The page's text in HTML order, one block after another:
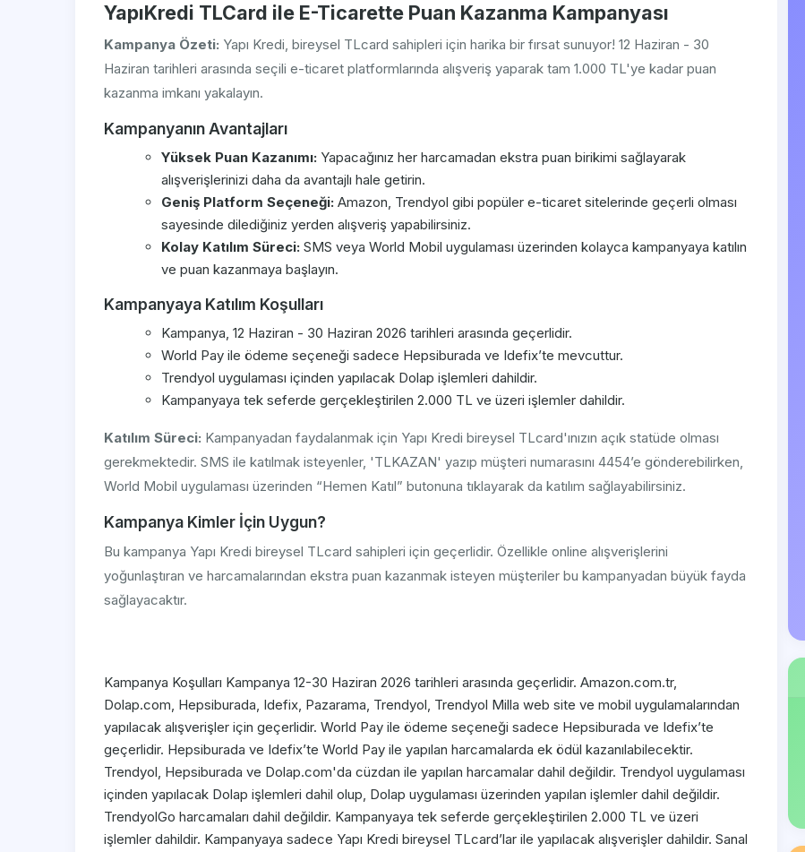
YapıKredi TLCard ile E-Ticarette Puan Kazanma Kampanyası
Kampanya Özeti: Yapı Kredi, bireysel TLcard sahipleri için harika bir fırsat sunuyor! 12 Haziran - 30
Haziran tarihleri arasında seçili e-ticaret platformlarında alışveriş yaparak tam 1.000 TL'ye kadar puan
kazanma imkanı yakalayın.
Kampanyanın Avantajları
Yüksek Puan Kazanımı: Yapacağınız her harcamadan ekstra puan birikimi sağlayarak
alışverişlerinizi daha da avantajlı hale getirin.
Geniş Platform Seçeneği: Amazon, Trendyol gibi popüler e-ticaret sitelerinde geçerli olması
sayesinde dilediğiniz yerden alışveriş yapabilirsiniz.
Kolay Katılım Süreci: SMS veya World Mobil uygulaması üzerinden kolayca kampanyaya katılın
ve puan kazanmaya başlayın.
Kampanyaya Katılım Koşulları
Kampanya, 12 Haziran - 30 Haziran 2026 tarihleri arasında geçerlidir.
World Pay ile ödeme seçeneği sadece Hepsiburada ve Idefix’te mevcuttur.
Trendyol uygulaması içinden yapılacak Dolap işlemleri dahildir.
Kampanyaya tek seferde gerçekleştirilen 2.000 TL ve üzeri işlemler dahildir.
Katılım Süreci: Kampanyadan faydalanmak için Yapı Kredi bireysel TLcard'ınızın açık statüde olması
gerekmektedir. SMS ile katılmak isteyenler, 'TLKAZAN' yazıp müşteri numarasını 4454’e gönderebilirken,
World Mobil uygulaması üzerinden “Hemen Katıl” butonuna tıklayarak da katılım sağlayabilirsiniz.
Kampanya Kimler İçin Uygun?
Bu kampanya Yapı Kredi bireysel TLcard sahipleri için geçerlidir. Özellikle online alışverişlerini
yoğunlaştıran ve harcamalarından ekstra puan kazanmak isteyen müşteriler bu kampanyadan büyük fayda
sağlayacaktır.
Kampanya Koşulları Kampanya 12-30 Haziran 2026 tarihleri arasında geçerlidir. Amazon.com.tr,
Dolap.com, Hepsiburada, Idefix, Pazarama, Trendyol, Trendyol Milla web site ve mobil uygulamalarından
yapılacak alışverişler için geçerlidir. World Pay ile ödeme seçeneği sadece Hepsiburada ve Idefix’te
geçerlidir. Hepsiburada ve Idefix’te World Pay ile yapılan harcamalarda ek ödül kazanılabilecektir.
Trendyol, Hepsiburada ve Dolap.com'da cüzdan ile yapılan harcamalar dahil değildir. Trendyol uygulaması
içinden yapılacak Dolap işlemleri dahil olup, Dolap uygulaması üzerinden yapılan işlemler dahil değildir.
TrendyolGo harcamaları dahil değildir. Kampanyaya tek seferde gerçekleştirilen 2.000 TL ve üzeri
işlemler dahildir. Kampanyaya sadece Yapı Kredi bireysel TLcard’lar ile yapılacak alışverişler dahildir. Sanal